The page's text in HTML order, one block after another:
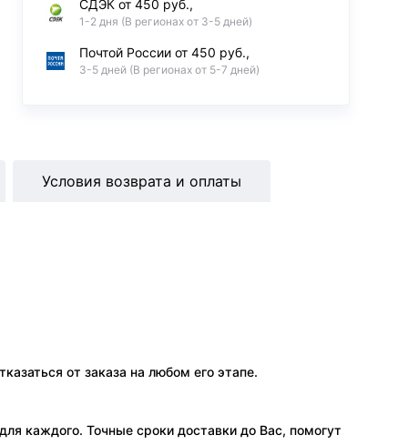
СДЭК от 450 руб.,
1-2 дня (В регионах от 3-5 дней)
Почтой России от 450 руб.,
3-5 дней (В регионах от 5-7 дней)
Условия возврата и оплаты
от заказа на любом его этапе.
каждого. Точные сроки доставки до Вас, помогут